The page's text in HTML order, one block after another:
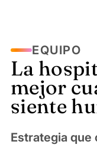
EQUIPO
La
mejor
siente
Estrategia que